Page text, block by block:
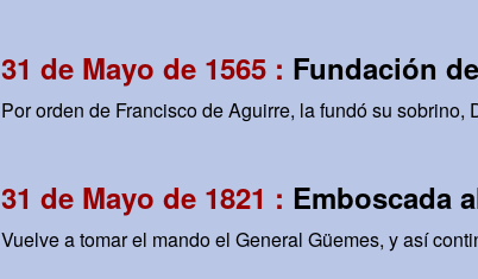
31 de Mayo de 1565 : Fundación
Por orden de Francisco de Aguirre, la fundó su
31 de Mayo de 1821 : Emboscada
Vuelve a tomar el mando el General Güemes, y así